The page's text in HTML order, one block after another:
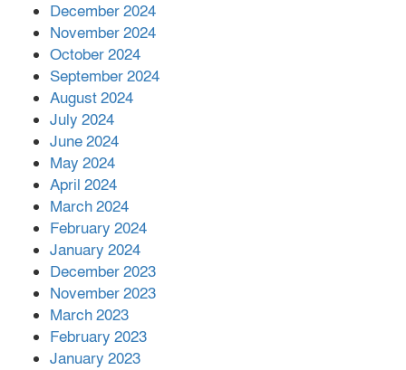
সহায়তা দিলেন সাচিং প্রু জেরী
December 2024
November 2024
October 2024
September 2024
August 2024
July 2024
June 2024
May 2024
April 2024
March 2024
February 2024
January 2024
December 2023
November 2023
March 2023
February 2023
January 2023